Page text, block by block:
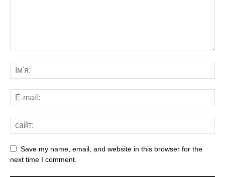
Save my name, email, and website in this browser for the
next time I comment.